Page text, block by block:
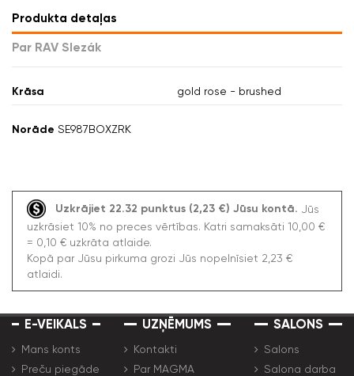
Produkta detaļas
Par RAV Slezák
Krāsa gold rose - brushed
Norāde SE987BOXZRK
Uzkrājiet 22.32 punktus (2,23 €) Jūsu kontā. Jūs
uzkrāsiet 10% no preces vērtības. Katri samaksāti 10,00 €
= 0,10 € uzkrāta atlaide.
Kopā par Jūsu pirkuma grozi Jūs nopelnīsiet 2,23 €
atlaidi.
E-VEIKALS
Mans konts
Preču piegāde
UZŅĒMUMS
Kontakti
Par MAGMA
SALONS
Salons
Salona darba